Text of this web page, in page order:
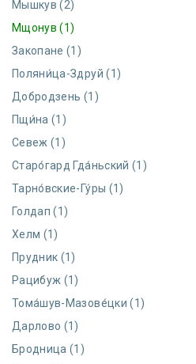
Мышкув (2)
Мщонув (1)
Закопане (1)
Поляни́ца-Здруй (1)
Добродзень (1)
Пщи́на (1)
Севеж (1)
Старо́гард Гда́ньский (1)
Тарно́вские-Гу́ры (1)
Голдап (1)
Хелм (1)
Прудник (1)
Рацибуж (1)
Тома́шув-Мазове́цки (1)
Дарлово (1)
Бродница (1)